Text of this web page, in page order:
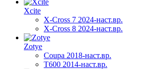
Xcite
X-Cross 7 2024-наст.вр.
X-Cross 8 2024-наст.вр.
Zotye
Coupa 2018-наст.вр.
T600 2014-наст.вр.